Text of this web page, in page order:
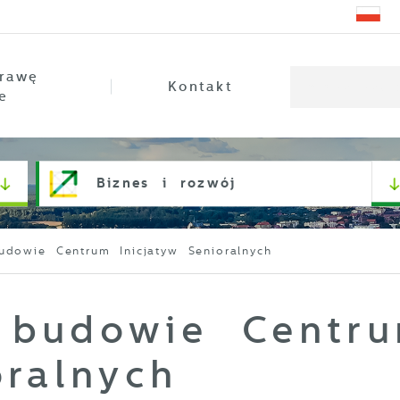
Kontakt
Biznes i rozwój
Centrum Inicjatyw Senioralnych